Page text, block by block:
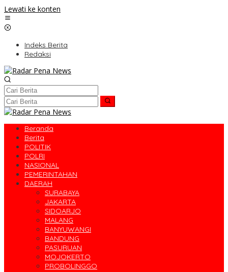
Lewati ke konten
Indeks Berita
Redaksi
Beranda
Berita
POLITIK
POLRI
NASIONAL
PEMERINTAHAN
DAERAH
SURABAYA
JAKARTA
SIDOARJO
MALANG
BANYUWANGI
BANDUNG
PASURUAN
MOJOKERTO
PROBOLINGGO